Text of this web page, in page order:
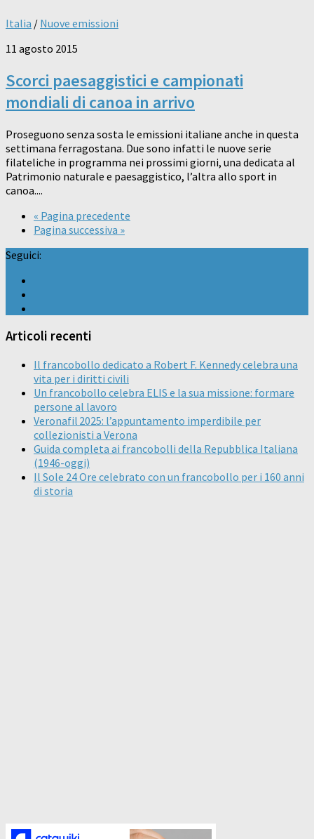
Italia / Nuove emissioni
11 agosto 2015
Scorci paesaggistici e campionati
mondiali di canoa in arrivo
Proseguono senza sosta le emissioni italiane anche in questa
settimana ferragostana. Due sono infatti le nuove serie
filateliche in programma nei prossimi giorni, una dedicata al
Patrimonio naturale e paesaggistico, l’altra allo sport in
canoa....
« Pagina precedente
Pagina successiva »
Seguici:
Articoli recenti
Il francobollo dedicato a Robert F. Kennedy celebra una
vita per i diritti civili
Un francobollo celebra ELIS e la sua missione: formare
persone al lavoro
Veronafil 2025: l’appuntamento imperdibile per
collezionisti a Verona
Guida completa ai francobolli della Repubblica Italiana
(1946-oggi)
Il Sole 24 Ore celebrato con un francobollo per i 160 anni
di storia